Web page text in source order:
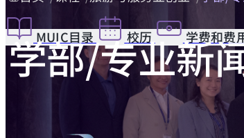
MUIC目录 校历 学费和费
学部/专业新